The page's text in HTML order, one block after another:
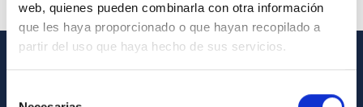
web, quienes pueden combinarla con otra información
que les haya proporcionado o que hayan recopilado a
partir del uso que haya hecho de sus servicios.